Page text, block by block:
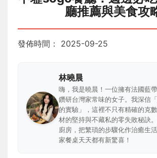
廳推薦與美食攻
發佈時間： 2025-09-25
林曉晨
嗨，我是曉晨！一位擁有法國藍
鑽研台灣家常味的女子。我深信
的實驗」，這裡不只有精確的克
材的堅持與不藏私的零失敗秘訣
廚房，把繁瑣的步驟化作治癒生
家餐桌天天都有新驚喜！